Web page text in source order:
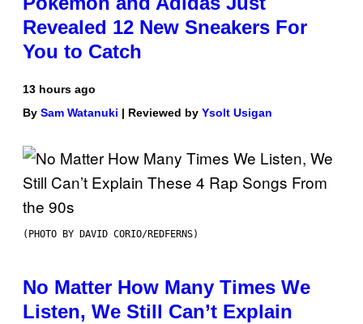
Revealed 12 New Sneakers For
You to Catch
13 hours ago
By Sam Watanuki | Reviewed by Ysolt Usigan
(PHOTO BY DAVID CORIO/REDFERNS)
No Matter How Many Times We
Listen, We Still Can’t Explain